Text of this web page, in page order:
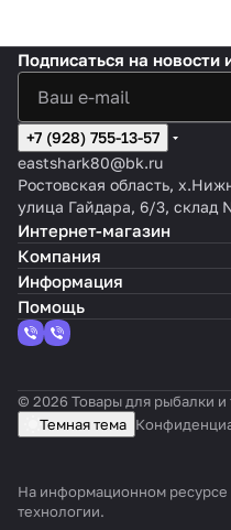
Подписаться на новости
+7 (928) 755-13-57
eastshark80@bk.ru
Ростовская область,
улица Гайдара, 6/3, склад
Интернет-магазин
Компания
Информация
Помощь
© 2026 Товары для рыбалки и
Темная тема
На информационном
технологии.